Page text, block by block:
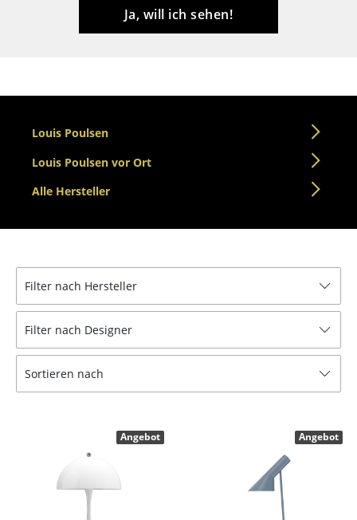
Regale & Schränke
Sideboards & Kommoden
TV Möbel
Barmöbel
Kleinaufbewahrung
Einzelteile
... alle Aufbewahrungsmöbel
Ja, will ich sehen!
Louis Poulsen
Louis Poulsen vor Ort
Alle Hersteller
Filter nach Hersteller
Filter nach Designer
Sortieren nach
Angebot Angebot